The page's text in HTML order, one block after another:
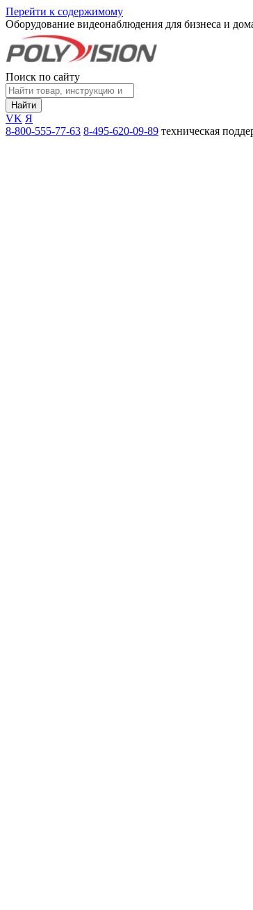
Перейти к содержимому
Оборудование видеонаблюдения для бизнеса и
Поиск по сайту
Найти
VK Я
8-800-555-77-63 8-495-620-09-89 техническая